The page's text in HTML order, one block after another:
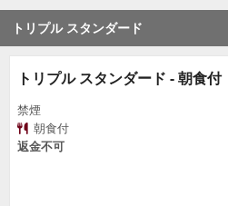
トリプル スタンダード
トリプル スタンダード - 朝食付
禁煙
朝食付
返金不可